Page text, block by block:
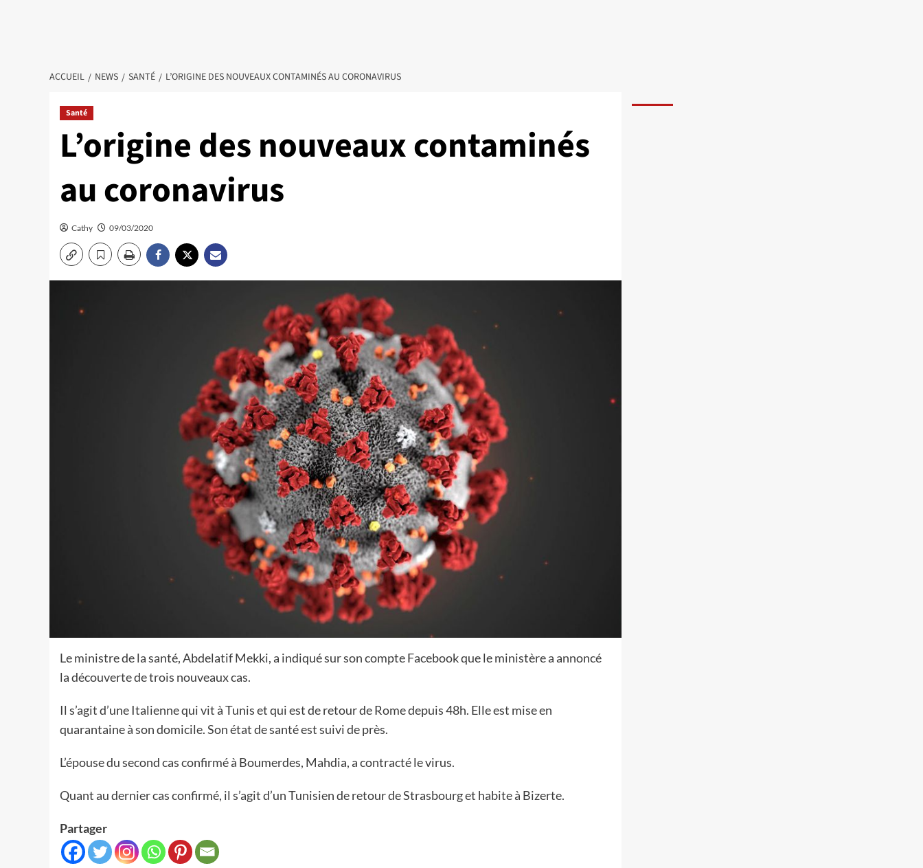
ACCUEIL NEWS SANTÉ L’ORIGINE DES NOUVEAUX CONTAMINÉS AU CORONAVIRUS
Santé
L’origine des nouveaux contaminés
au coronavirus
Cathy 09/03/2020
Le ministre de la santé, Abdelatif Mekki, a indiqué sur son compte Facebook que le ministère a annoncé
la découverte de trois nouveaux cas.
Il s’agit d’une Italienne qui vit à Tunis et qui est de retour de Rome depuis 48h. Elle est mise en
quarantaine à son domicile. Son état de santé est suivi de près.
L’épouse du second cas confirmé à Boumerdes, Mahdia, a contracté le virus.
Quant au dernier cas confirmé, il s’agit d’un Tunisien de retour de Strasbourg et habite à Bizerte.
Partager